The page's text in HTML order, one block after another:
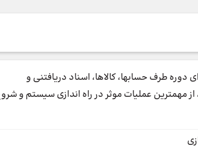
دوره طرف حسابها، کالاها، اسناد دریافتنی و
مهمترین عملیات موثر در راه اندازی سیستم و